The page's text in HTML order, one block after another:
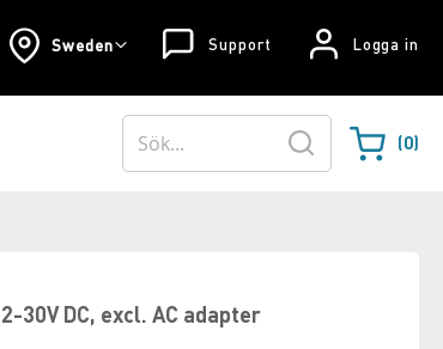
Logga in
Support
Sweden
Varukorgen
0
Sök
30V DC, excl. AC adapter